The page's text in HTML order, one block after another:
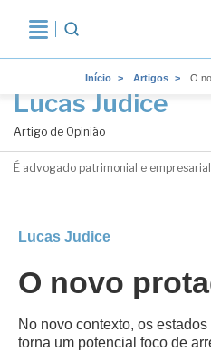
Início Artigos O
Lucas Judice
Artigo de Opinião
É advogado patrimonial e empresarial
Lucas Judice
O novo
No novo contexto, os
torna um potencial foco de